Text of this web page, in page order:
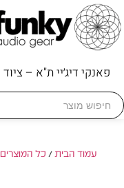
פאנקי דיג׳יי ת"א – ציוד DJ ואולפן מקצועי
Search
for:
עמוד הבית/ כל המוצרים